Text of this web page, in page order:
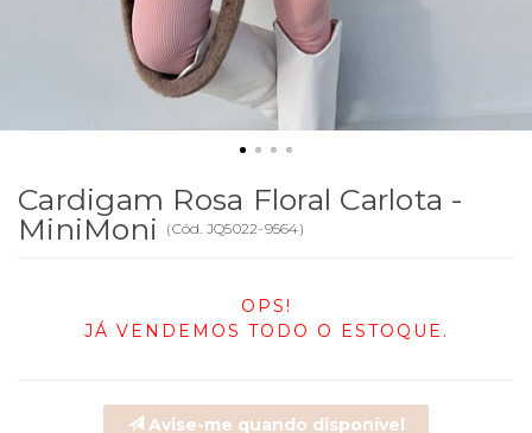
Cardigam Rosa Floral Carlota -
MiniMoni
(Cód. JQ5022-9564)
OPS!
JÁ VENDEMOS TODO O ESTOQUE.
Avise-me quando disponível